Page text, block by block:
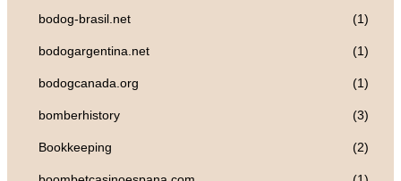
bodog-brasil.net (1)
bodogargentina.net (1)
bodogcanada.org (1)
bomberhistory (3)
Bookkeeping (2)